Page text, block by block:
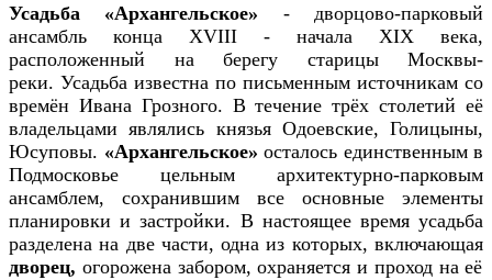
Усадьба «Архангельское» - дворцово-парковый
ансамбль конца XVIII - начала XIX века,
расположенный на берегу старицы Москвы-
реки. Усадьба известна по письменным источникам со
времён Ивана Грозного. В течение трёх столетий её
владельцами являлись князья Одоевские, Голицыны,
Юсуповы. «Архангельское» осталось единственным в
Подмосковье цельным архитектурно-парковым
ансамблем, сохранившим все основные элементы
планировки и застройки. В настоящее время усадьба
разделена на две части, одна из которых, включающая
дворец, огорожена забором, охраняется и проход на её